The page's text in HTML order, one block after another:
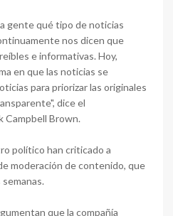
gente qué tipo de noticias
nos dicen que
e informativas. Hoy,
en que las noticias se
para priorizar las originales
dice el
Campbell Brown.
político han criticado a
moderación de contenido, que
que la compañía